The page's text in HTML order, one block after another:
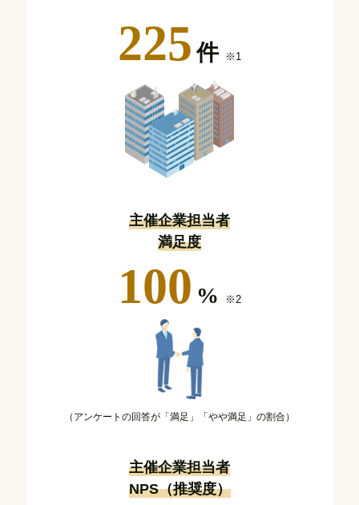
225 件 ※1
主催企業担当者
満足度
100 % ※2
（アンケートの回答が「満足」「やや満足」の割合）
主催企業担当者
NPS（推奨度）